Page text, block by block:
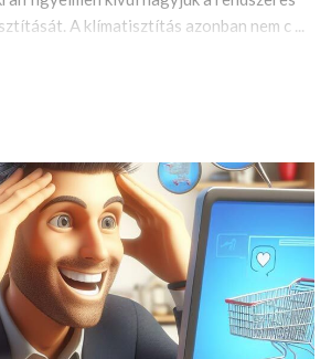
A klímatisztítás azonban nem c ...